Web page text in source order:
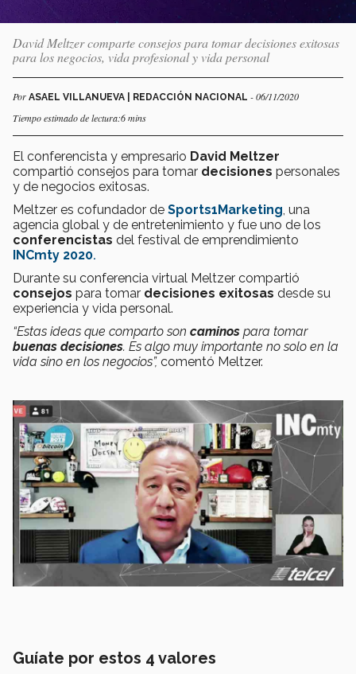
David Meltzer comparte consejos para tomar decisiones exitosas
para los negocios, vida profesional y vida personal
Por ASAEL VILLANUEVA | REDACCIÓN NACIONAL - 06/11/2020
Tiempo estimado de lectura:6 mins
El conferencista y empresario David Meltzer
compartió consejos para tomar decisiones personales
y de negocios exitosas.
Meltzer es cofundador de Sports1Marketing , una
agencia global y de entretenimiento y fue uno de los
conferencistas del festival de emprendimiento
INCmty 2020.
Durante su conferencia virtual Meltzer compartió
consejos para tomar decisiones exitosas desde su
experiencia y vida personal.
“Estas ideas que comparto son caminos para tomar
buenas decisiones. Es algo muy importante no solo en la
vida sino en los negocios”, comentó Meltzer.
Guíate por estos 4 valores